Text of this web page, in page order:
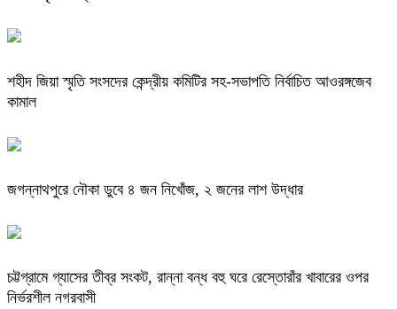
শহীদ জিয়া স্মৃতি সংসদের কেন্দ্রীয় কমিটির সহ-সভাপতি নির্বাচিত আওরঙ্গজেব
কামাল
জগন্নাথপুরে নৌকা ডুবে ৪ জন নিখোঁজ, ২ জনের লাশ উদ্ধার
চট্টগ্রামে গ্যাসের তীব্র সংকট, রান্না বন্ধ বহু ঘরে রেস্তোরাঁর খাবারের ওপর
নির্ভরশীল নগরবাসী